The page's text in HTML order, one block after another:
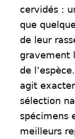
cervidés :
que
de leur
gravement
de
agit
sélection
spécimens
meilleurs